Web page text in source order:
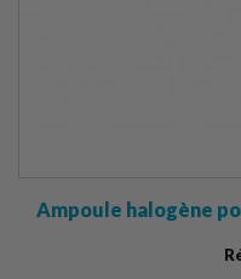
Ampoule halogène